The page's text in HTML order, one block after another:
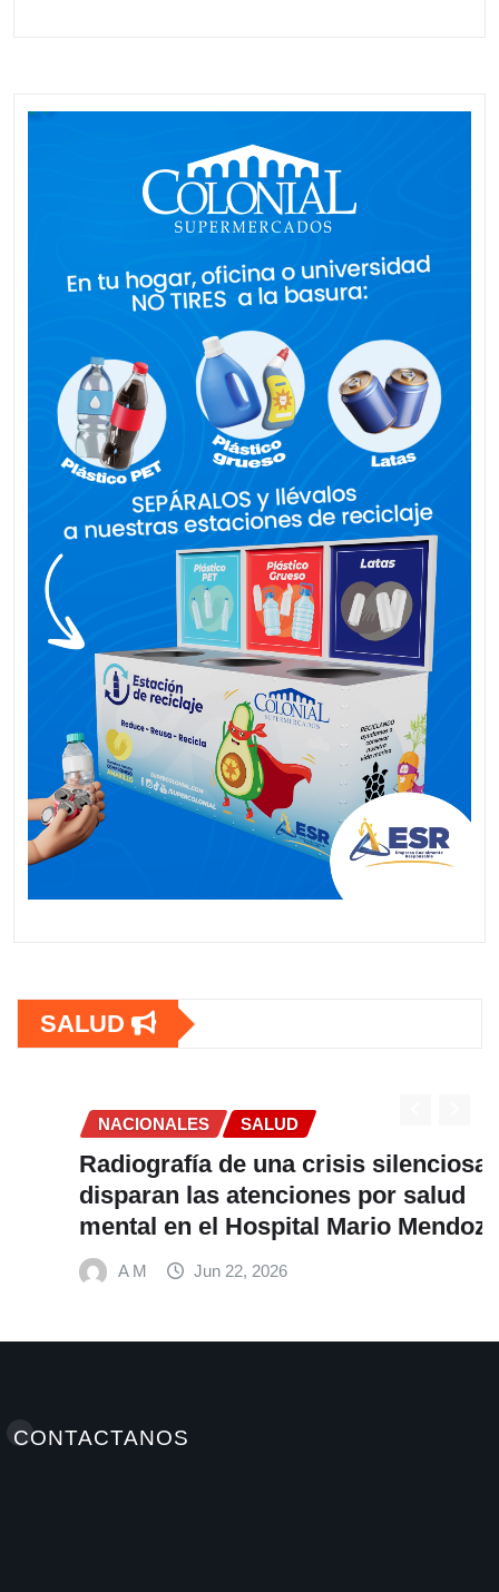
SALUD
NACIONALES SALUD
Radiografía de una crisis silenciosa: Se
disparan las atenciones por salud
mental en el Hospital Mario Mendoza
A M Jun 22, 2026
CONTACTANOS